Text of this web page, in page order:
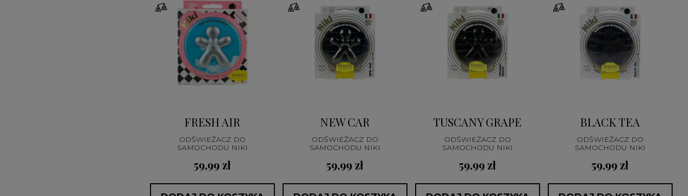
FRESH AIR
ODŚWIEŻACZ DO
SAMOCHODU NIKI
59,99 zł
NEW CAR
ODŚWIEŻACZ DO
SAMOCHODU NIKI
59,99 zł
TUSCANY GRAPE
ODŚWIEŻACZ DO
SAMOCHODU NIKI
59,99 zł
BLACK TEA
ODŚWIEŻACZ DO
SAMOCHODU NIKI
59,99 zł